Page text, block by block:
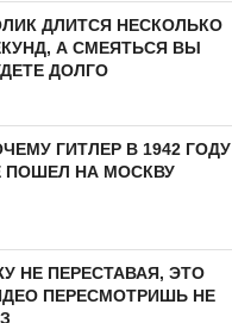
ДЛИТСЯ НЕСКОЛЬКО
А СМЕЯТЬСЯ ВЫ
ДОЛГО
ГИТЛЕР В 1942 ГОДУ
ПОШЕЛ НА МОСКВУ
НЕ ПЕРЕСТАВАЯ, ЭТО
ПЕРЕСМОТРИШЬ НЕ